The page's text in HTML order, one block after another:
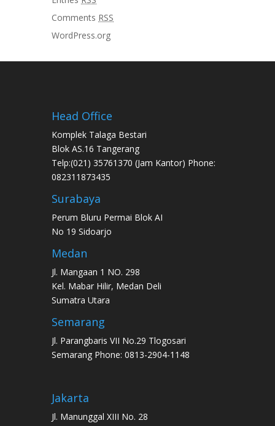
Comments RSS
WordPress.org
Head Office
Komplek Talaga Bestari
Blok AS.16 Tangerang
Telp:(021) 35761370 (Jam Kantor) Phone:
082311873435
Surabaya
Perum Bluru Permai Blok AI
No 19 Sidoarjo
Medan
Jl. Mangaan 1 NO. 298
Kel. Mabar Hilir, Medan Deli
Sumatra Utara
Semarang
Jl. Parangbaris VII No.29 Tlogosari
Semarang Phone: 0813-2904-1148
Jakarta
Jl. Manunggal XIII No. 28